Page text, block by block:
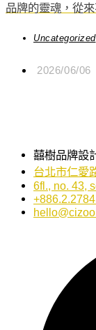
品牌的靈魂，從
Uncategorized
2026/06/06
囍樹品牌設
台北市仁愛
6fl., no. 43,